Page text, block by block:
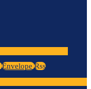
Envelope Rss